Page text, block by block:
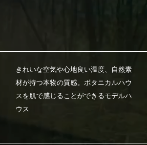
きれいな空気や心地良い温度、自然素
材が持つ本物の質感。ボタニカルハウ
スを肌で感じることができるモデルハ
ウス